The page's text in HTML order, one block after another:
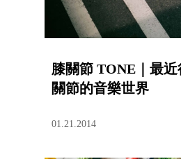
膝關節 TONE｜最
關節的音樂世界
01.21.2014